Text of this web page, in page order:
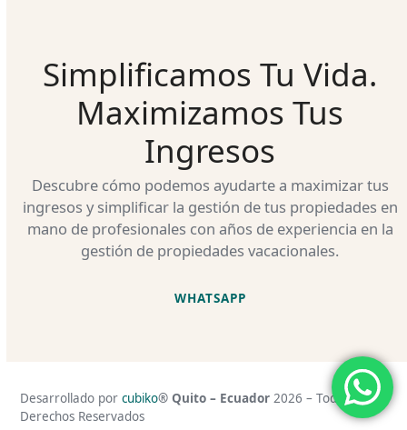
Simplificamos Tu Vida.
Maximizamos Tus
Ingresos
Descubre cómo podemos ayudarte a maximizar tus
ingresos y simplificar la gestión de tus propiedades en
mano de profesionales con años de experiencia en la
gestión de propiedades vacacionales.
WHATSAPP
Desarrollado porcubiko® Quito – Ecuador 2026 – Todos Los
Derechos Reservados